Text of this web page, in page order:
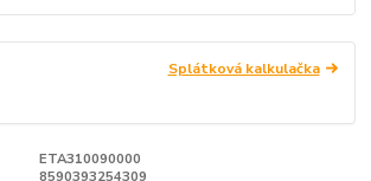
Splátková kalkulačka
ETA310090000
8590393254309